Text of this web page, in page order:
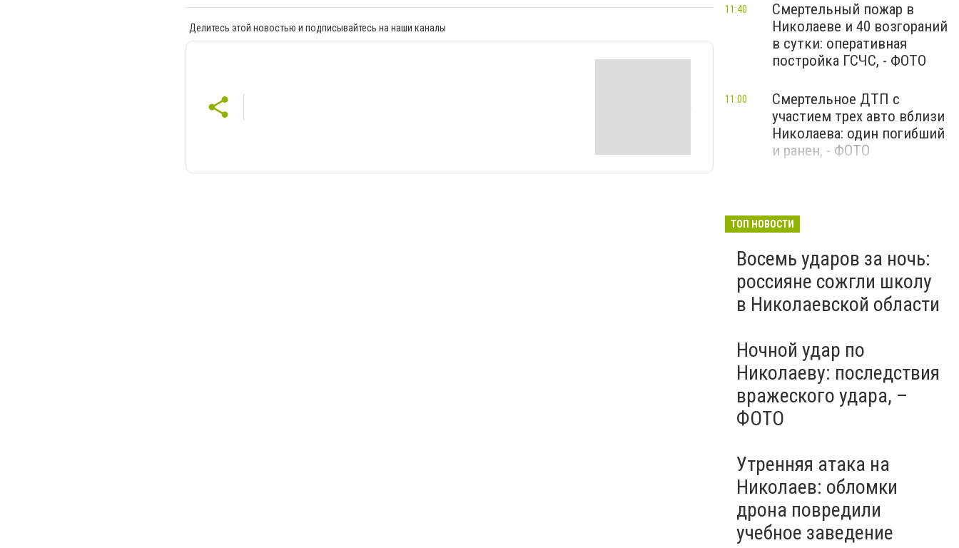
Делитесь этой новостью и подписывайтесь на наши каналы
Смертельный пожар в
Николаеве и 40 возгораний
в сутки: оперативная
постройка ГСЧС, - ФОТО
11:40
Смертельное ДТП с
участием трех авто вблизи
Николаева: один погибший
и ранен, - ФОТО
11:00
в море погиб мужчина, еще
ТОП НОВОСТИ
Восемь ударов за ночь:
россияне сожгли школу
в Николаевской области
Ночной удар по
Николаеву: последствия
вражеского удара, –
ФОТО
Утренняя атака на
Николаев: обломки
дрона повредили
учебное заведение